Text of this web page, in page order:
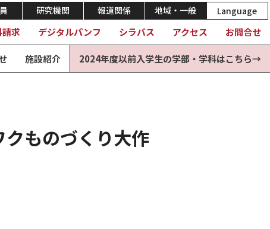
研究機関 報道関係 地域・一般 Language
求 デジタルパンフ シラバス アクセス お問合せ
施設紹介 2024年度以前入学生の学部・学科はこちら→
ものづくり大作